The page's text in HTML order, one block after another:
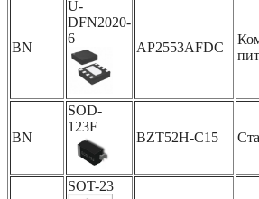
BN
U-
DFN2020-
6
AP2553AFDC
BN
SOD-
123F
BZT52H-C15
SOT-23